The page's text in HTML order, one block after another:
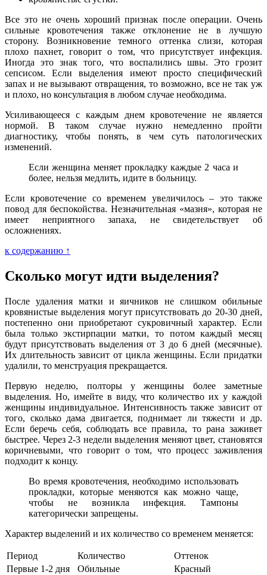
Все это не очень хороший признак после операции. Очень
сильные кровотечения также отклонение не в лучшую
сторону. Возникновение темного оттенка слизи, которая
плохо пахнет, говорит о том, что присутствует инфекция.
Иногда это знак того, что воспалились швы. Это грозит
сепсисом. Если выделения имеют просто специфический
запах и не вызывают отвращения, то возможно, все не так уж
и плохо, но консультация в любом случае необходима.
Усиливающееся с каждым днем кровотечение не является
нормой. В таком случае нужно немедленно пройти
диагностику, чтобы понять, в чем суть патологических
изменений.
Если женщина меняет прокладку каждые 2 часа и
более, нельзя медлить, идите в больницу.
Если кровотечение со временем увеличилось – это также
повод для беспокойства. Незначительная «мазня», которая не
имеет неприятного запаха, не свидетельствует об
осложнениях.
к содержанию ↑
Сколько могут идти выделения?
После удаления матки и яичников не слишком обильные
кровянистые выделения могут присутствовать до 20-30 дней,
постепенно они приобретают сукровичный характер. Если
была только экстирпации матки, то потом каждый месяц
будут присутствовать выделения от 3 до 6 дней (месячные).
Их длительность зависит от цикла женщины. Если придатки
удалили, то менструация прекращается.
Первую неделю, полторы у женщины более заметные
выделения. Но, имейте в виду, что количество их у каждой
женщины индивидуальное. Интенсивность также зависит от
того, сколько дама двигается, поднимает ли тяжести и др.
Если беречь себя, соблюдать все правила, то рана заживет
быстрее. Через 2-3 недели выделения меняют цвет, становятся
коричневыми, что говорит о том, что процесс заживления
подходит к концу.
Во время кровотечения, необходимо использовать
прокладки, которые меняются как можно чаще,
чтобы не возникла инфекция. Тампоны
категорически запрещены.
Характер выделений и их количество со временем меняется:
Период Количество
Оттенок
Первые 1-2 дня
Обильные
Красный